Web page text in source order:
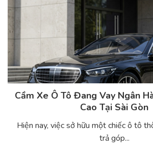
Cầm Xe Ô Tô Đang Vay Ngân
Cao Tại Sài Gòn
Hiện nay, việc sở hữu một chiếc ô tô
trả góp...